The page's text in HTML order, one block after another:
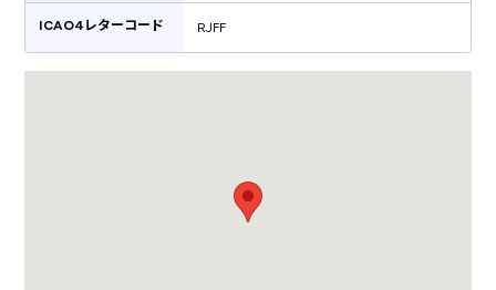
ICAO4レターコード RJFF